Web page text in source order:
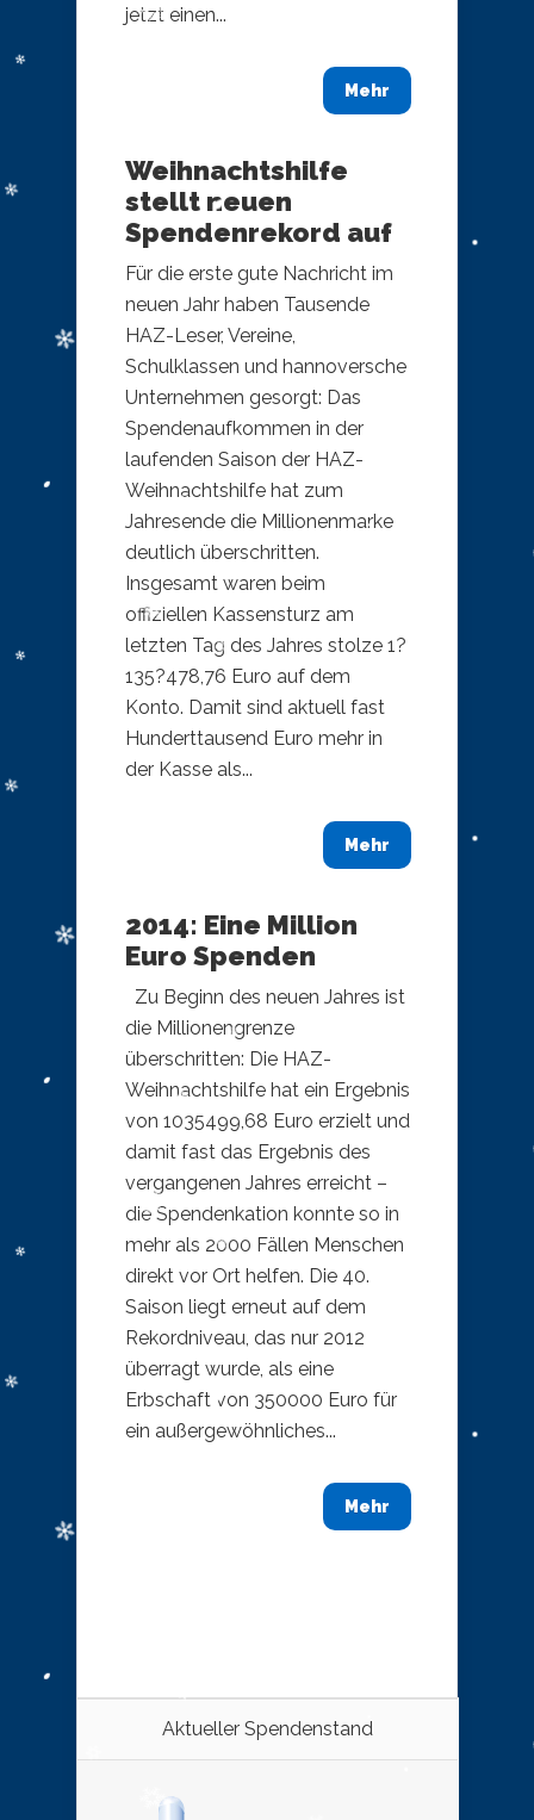
jetzt einen...
Mehr
Weihnachtshilfe
stellt neuen
Spendenrekord auf
Für die erste gute Nachricht im
neuen Jahr haben Tausende
HAZ-Leser, Vereine,
Schulklassen und hannoversche
Unternehmen gesorgt: Das
Spendenaufkommen in der
laufenden Saison der HAZ-
Weihnachtshilfe hat zum
Jahresende die Millionenmarke
deutlich überschritten.
Insgesamt waren beim
offiziellen Kassensturz am
letzten Tag des Jahres stolze 1?
135?478,76 Euro auf dem
Konto. Damit sind aktuell fast
Hunderttausend Euro mehr in
der Kasse als...
Mehr
2014: Eine Million
Euro Spenden
Zu Beginn des neuen Jahres ist
die Millionengrenze
überschritten: Die HAZ-
Weihnachtshilfe hat ein Ergebnis
von 1035499,68 Euro erzielt und
damit fast das Ergebnis des
vergangenen Jahres erreicht –
die Spendenkation konnte so in
mehr als 2000 Fällen Menschen
direkt vor Ort helfen. Die 40.
Saison liegt erneut auf dem
Rekordniveau, das nur 2012
überragt wurde, als eine
Erbschaft von 350000 Euro für
ein außergewöhnliches...
Mehr
Aktueller Spendenstand